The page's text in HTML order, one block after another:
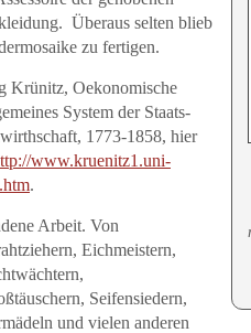
Überaus selten blieb
zu fertigen.
Krünitz, Oekonomische
System der Staats-
1773-1858, hier
www.kruenitz1.uni-
.
Arbeit. Von
Eichmeistern,
Seifensiedern,
und vielen anderen